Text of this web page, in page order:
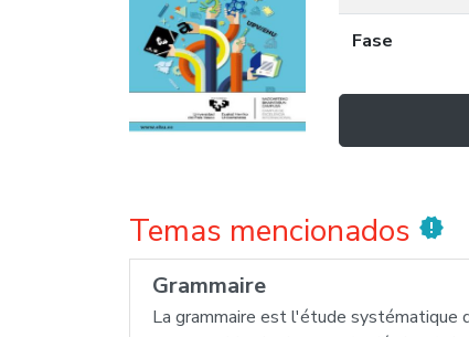
Fase
Temas mencionados new_releases
Grammaire
La grammaire est l'étude systématique